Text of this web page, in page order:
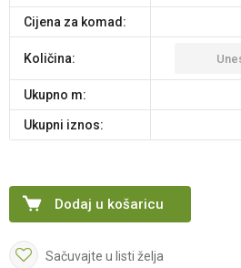
Cijena za komad:
Količina:
Ukupno m:
Ukupni iznos:
Dodaj u košaricu
Sačuvajte u listi želja